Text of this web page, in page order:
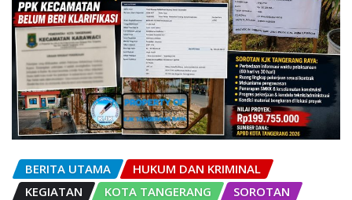
BERITA UTAMA
HUKUM DAN KRIMINAL
KEGIATAN
KOTA TANGERANG
SOROTAN